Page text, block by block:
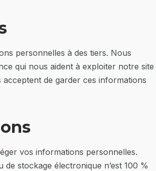
personnelles à des tiers. Nous
qui nous aident à exploiter notre site
de garder ces informations
vos informations personnelles.
stockage électronique n’est 100 %